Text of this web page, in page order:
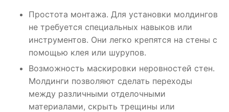
Простота монтажа. Для установки молдингов
не требуется специальных навыков или
инструментов. Они легко крепятся на стены с
помощью клея или шурупов.
Возможность маскировки неровностей стен.
Молдинги позволяют сделать переходы
между различными отделочными
материалами, скрыть трещины или